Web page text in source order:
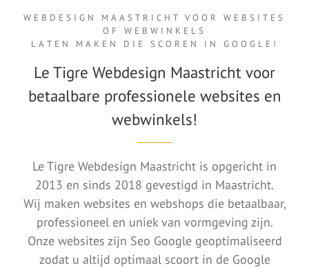
WEBDESIGN MAASTRICHT VOOR WEBSITES
OF WEBWINKELS
LATEN MAKEN DIE SCOREN IN GOOGLE!
Le Tigre Webdesign Maastricht voor
betaalbare professionele websites en
webwinkels!
Le Tigre Webdesign Maastricht is opgericht in
2013 en sinds 2018 gevestigd in Maastricht.
Wij maken websites en webshops die betaalbaar,
professioneel en uniek van vormgeving zijn.
Onze websites zijn Seo Google geoptimaliseerd
zodat u altijd optimaal scoort in de Google